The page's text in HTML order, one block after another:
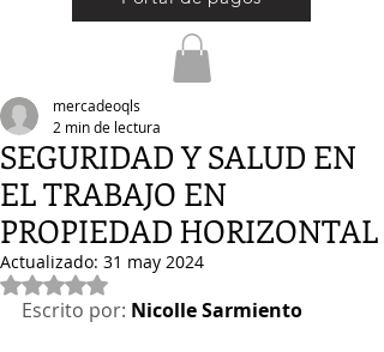
SEGURIDAD Y SALUD EN
EL TRABAJO EN
PROPIEDAD HORIZONTAL
mercadeoqls
2 min de lectura
Actualizado: 31 may 2024
Obtuvo NaN de 5 estrellas.
Escrito por: Nicolle Sarmiento